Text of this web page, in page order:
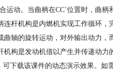
运动。当曲柄在CC’位置时，曲柄
连杆机构是内燃机实现工作循环
曲轴的旋转运动，对外输出动力
构是发动机借以产生并传递动力
可下载该课件的动态演示效果。如